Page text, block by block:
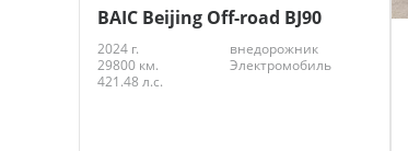
BAIC Beijing Off-road BJ90
2024 г.
внедорожник
29800 км.
Электромобиль
421.48 л.с.